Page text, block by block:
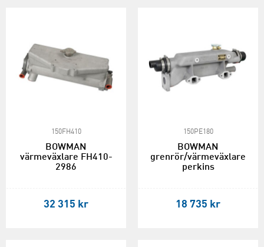
150FH410
BOWMAN
värmeväxlare FH410-
2986
32 315 kr
150PE180
BOWMAN
grenrör/värmeväxlare
perkins
18 735 kr